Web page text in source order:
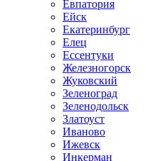
Евпатория
Ейск
Екатеринбург
Елец
Ессентуки
Железногорск
Жуковский
Зеленоград
Зеленодольск
Златоуст
Иваново
Ижевск
Инкерман